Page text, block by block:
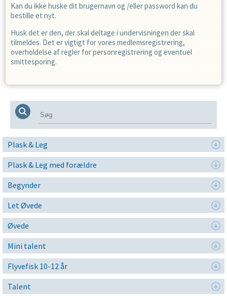
Kan du ikke huske dit brugernavn og /eller password kan du
bestille et nyt.
Husk det er den, der skal deltage i undervisningen der skal
tilmeldes. Det er vigtigt for vores medlemsregistrering,
overholdelse af regler for personregistrering og eventuel
smittesporing.
Plask & Leg
Plask & Leg med forældre
Begynder
Let Øvede
Øvede
Mini talent
Flyvefisk 10-12 år
Talent